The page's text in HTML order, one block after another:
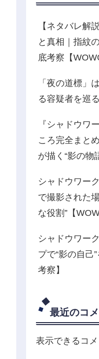
【ネタバレ解
と真相｜指紋
底考察【
「夜の道標」
る容疑者を巡
『シャドウワ
ころ完全まと
が描く“影の物
シャドウワー
で撮影された
な役割”【
シャドウワー
プで“影の自己
考察】
最近のコ
表示できるコメ